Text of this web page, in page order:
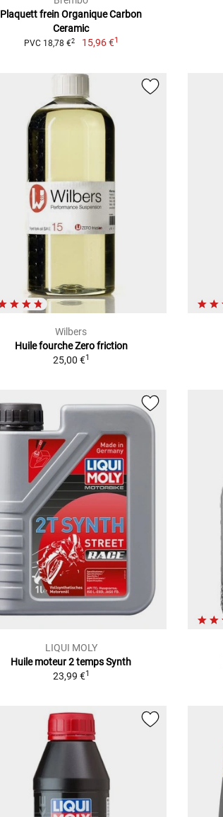
Plaquett frein Organique Carbon
Ceramic
PVC 18,78 €2 15,96 €1
Wilbers
Huile fourche Zero friction
25,00 €1
LIQUI MOLY
Huile moteur 2 temps Synth
23,99 €1